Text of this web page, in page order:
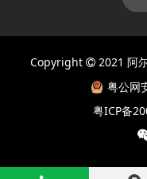
Copyright 2021 阿
粤公网
粤ICP备